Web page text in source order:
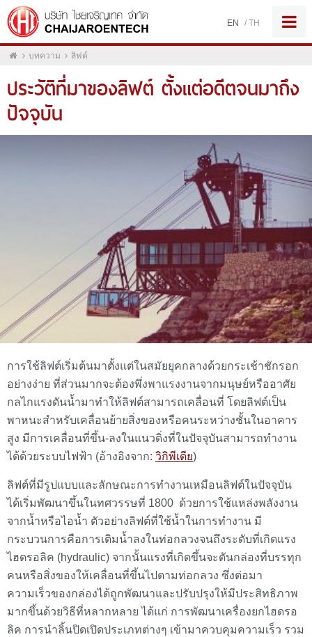
EN / TH
บทความ ลิฟต์
ประวัติที่มาของลิฟต์ ตั้งแต่อดีตจนมาถึง
ปัจจุบัน
การใช้ลิฟต์เริ่มต้นมาตั้งแต่ในสมัยยุคกลางด้วยกระเช้าชักรอก
อย่างง่าย ที่ส่วนมากจะต้องพึ่งพาแรงงานจากมนุษย์หรืออาศัย
กลไกแรงดันน้ำมาทำให้ลิฟต์สามารถเคลื่อนที่ โดยลิฟต์เป็น
พาหนะสำหรับเคลื่อนย้ายสิ่งของหรือคนระหว่างชั้นในอาคาร
สูง มีการเคลื่อนที่ขึ้น-ลงในแนวดิ่งที่ในปัจจุบันสามารถทำงาน
ได้ด้วยระบบไฟฟ้า (อ้างอิงจาก: วิกิพีเดีย)
ลิฟต์ที่มีรูปแบบและลักษณะการทำงานเหมือนลิฟต์ในปัจจุบัน
ได้เริ่มพัฒนาขึ้นในทศวรรษที่ 1800 ด้วยการใช้แหล่งพลังงาน
จากน้ำหรือไอน้ำ ตัวอย่างลิฟต์ที่ใช้น้ำในการทำงาน มี
กระบวนการคือการเติมน้ำลงในท่อกลวงจนถึงระดับที่เกิดแรง
ไฮดรอลิค (hydraulic) จากนั้นแรงที่เกิดขึ้นจะดันกล่องที่บรรทุก
คนหรือสิ่งของให้เคลื่อนที่ขึ้นไปตามท่อกลวง ซึ่งต่อมา
ความเร็วของกล่องได้ถูกพัฒนาและปรับปรุงให้มีประสิทธิภาพ
มากขึ้นด้วยวิธีที่หลากหลาย ได้แก่ การพัฒนาเครื่องยกไฮดรอ
ลิค การนำลิ้นปิดเปิดประเภทต่างๆ เข้ามาควบคุมความเร็ว รวม